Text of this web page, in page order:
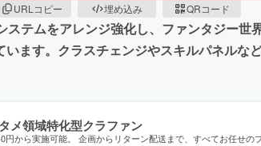
URLコピー 埋め込み QRコード
テムをアレンジ強化し、ファンタジー
ます。クラスチェンジやスキルパネルな
メ領域特化型クラファン
円から実施可能。 企画からリターン配送まで、すべてお任せの